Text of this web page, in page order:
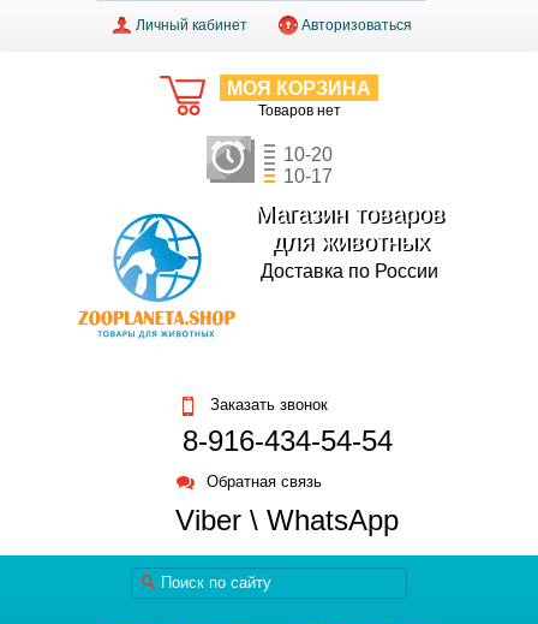
Личный кабинет Авторизоваться
МОЯ КОРЗИНА
Товаров нет
10-20
10-17
Магазин товаров
для животных
Доставка по России
Заказать звонок
8-916-434-54-54
Обратная связь
Viber \ WhatsApp